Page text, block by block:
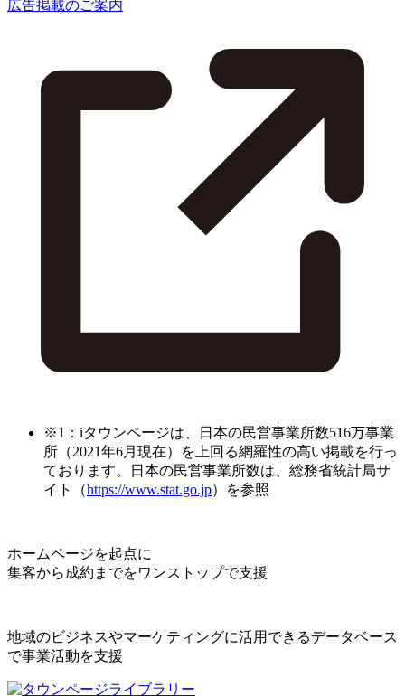
広告掲載のご案内
※1：iタウンページは、日本の民営事業所数516万事業
所（2021年6月現在）を上回る網羅性の高い掲載を行っ
ております。日本の民営事業所数は、総務省統計局サ
イト（https://www.stat.go.jp）を参照
ホームページを起点に
集客から成約までをワンストップで支援
地域のビジネスやマーケティングに活用できるデータベース
で事業活動を支援